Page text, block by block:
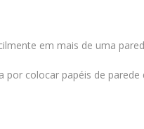
em mais de uma
por colocar papéis de parede